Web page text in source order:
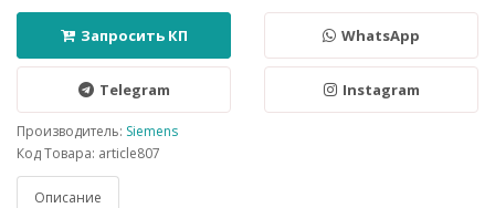
Запросить КП WhatsApp
Telegram Instagram
Производитель: Siemens
Код Товара: article807
Описание